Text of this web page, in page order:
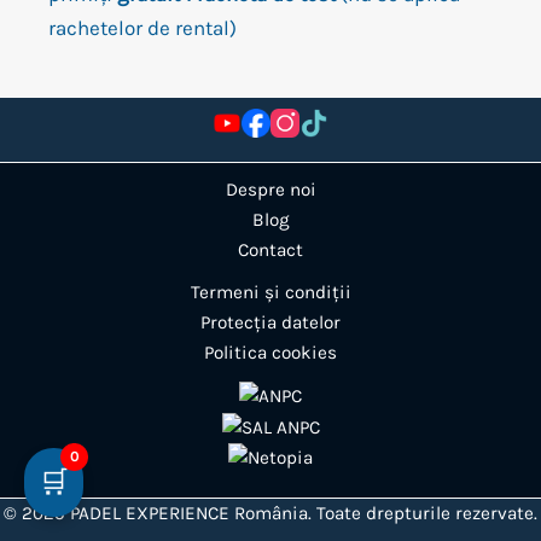
rachetelor de rental)
🛒
0
Despre noi
Blog
Contact
Termeni și condiții
Protecția datelor
Politica cookies
© 2025 PADEL EXPERIENCE România. Toate drepturile rezervate.